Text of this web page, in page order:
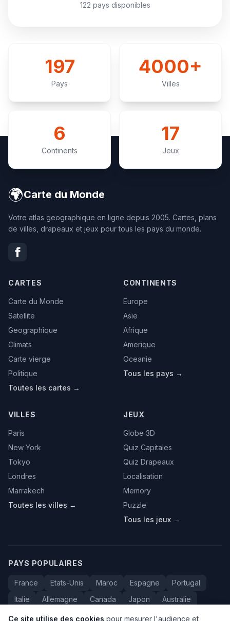
122 pays disponibles
197
Pays
4000+
Villes
6
Continents
17
Jeux
🌍Carte du Monde
Votre atlas geographique en ligne depuis 2005. Cartes, plans
de villes, drapeaux et jeux pour tous les pays du monde.
CARTES
Carte du Monde
Satellite
Geographique
Climats
Carte vierge
Politique
Toutes les cartes →
CONTINENTS
Europe
Asie
Afrique
Amerique
Oceanie
Tous les pays →
VILLES
Paris
New York
Tokyo
Londres
Marrakech
Toutes les villes →
JEUX
Globe 3D
Quiz Capitales
Quiz Drapeaux
Localisation
Memory
Puzzle
Tous les jeux →
PAYS POPULAIRES
France Etats-Unis Maroc Espagne
Portugal
Italie
Allemagne Canada Japon
Australie
Bresil
Algerie Tunisie Belgique Drapeaux
Ce site utilise des cookies pour mesurer l'audience et